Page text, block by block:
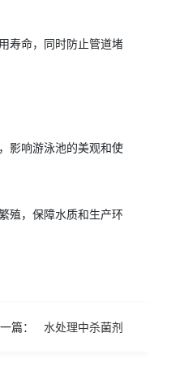
寿命，同时防止管道堵
影响游泳池的美观和使
殖，保障水质和生产环
篇： 水处理中杀菌剂